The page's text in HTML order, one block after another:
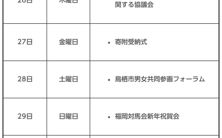
関する協議会
27日 金曜日 寄附受納式
28日 土曜日 鳥栖市男女共同参画フォーラム
29日 日曜日 福岡対馬会新年祝賀会